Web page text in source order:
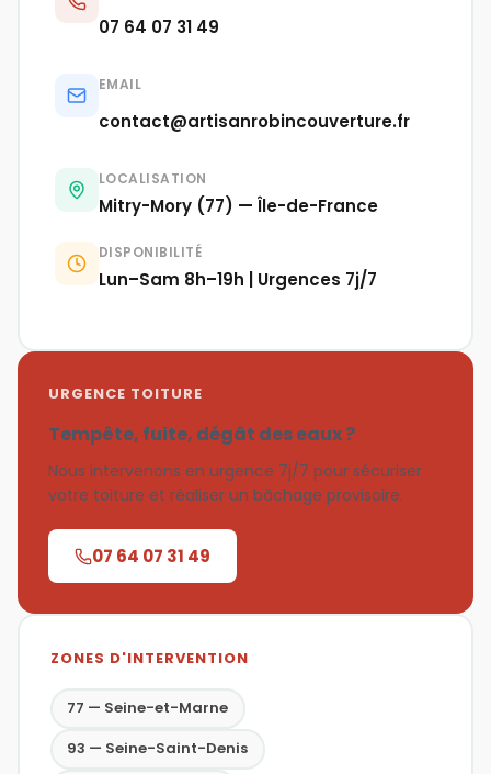
07 64 07 31 49
EMAIL
contact@artisanrobincouverture.fr
LOCALISATION
Mitry-Mory (77) — Île-de-France
DISPONIBILITÉ
Lun–Sam 8h–19h | Urgences 7j/7
URGENCE TOITURE
Tempête, fuite, dégât des eaux ?
Nous intervenons en urgence 7j/7 pour sécuriser
votre toiture et réaliser un bâchage provisoire.
07 64 07 31 49
ZONES D'INTERVENTION
77 — Seine-et-Marne
93 — Seine-Saint-Denis